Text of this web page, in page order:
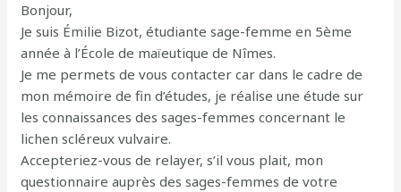
Bonjour,
Je suis Émilie Bizot, étudiante sage-femme en 5ème
année à l’École de maïeutique de Nîmes.
Je me permets de vous contacter car dans le cadre de
mon mémoire de fin d’études, je réalise une étude sur
les connaissances des sages-femmes concernant le
lichen scléreux vulvaire.
Accepteriez-vous de relayer, s’il vous plait, mon
questionnaire auprès des sages-femmes de votre